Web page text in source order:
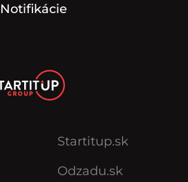
Notifikácie
Startitup.sk
Odzadu.sk